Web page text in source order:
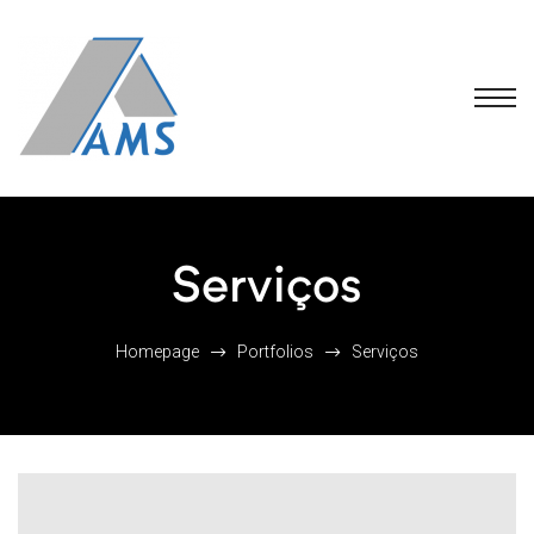
Serviços
Homepage Portfolios Serviços